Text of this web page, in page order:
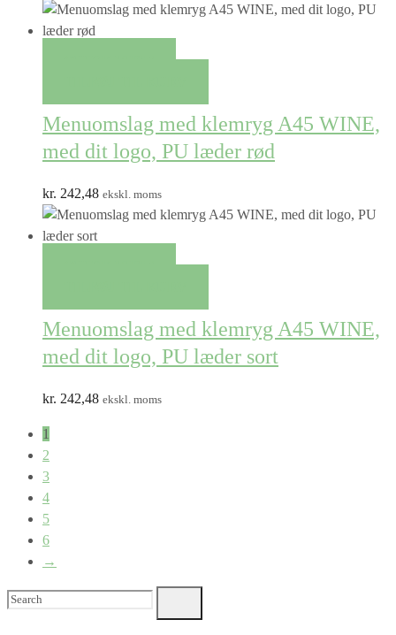
Menuomslag med klemryg A45 WINE,
med dit logo, PU læder rød
kr. 242,48 ekskl. moms
Menuomslag med klemryg A45 WINE,
med dit logo, PU læder sort
kr. 242,48 ekskl. moms
1
2
3
4
5
6
→
Search